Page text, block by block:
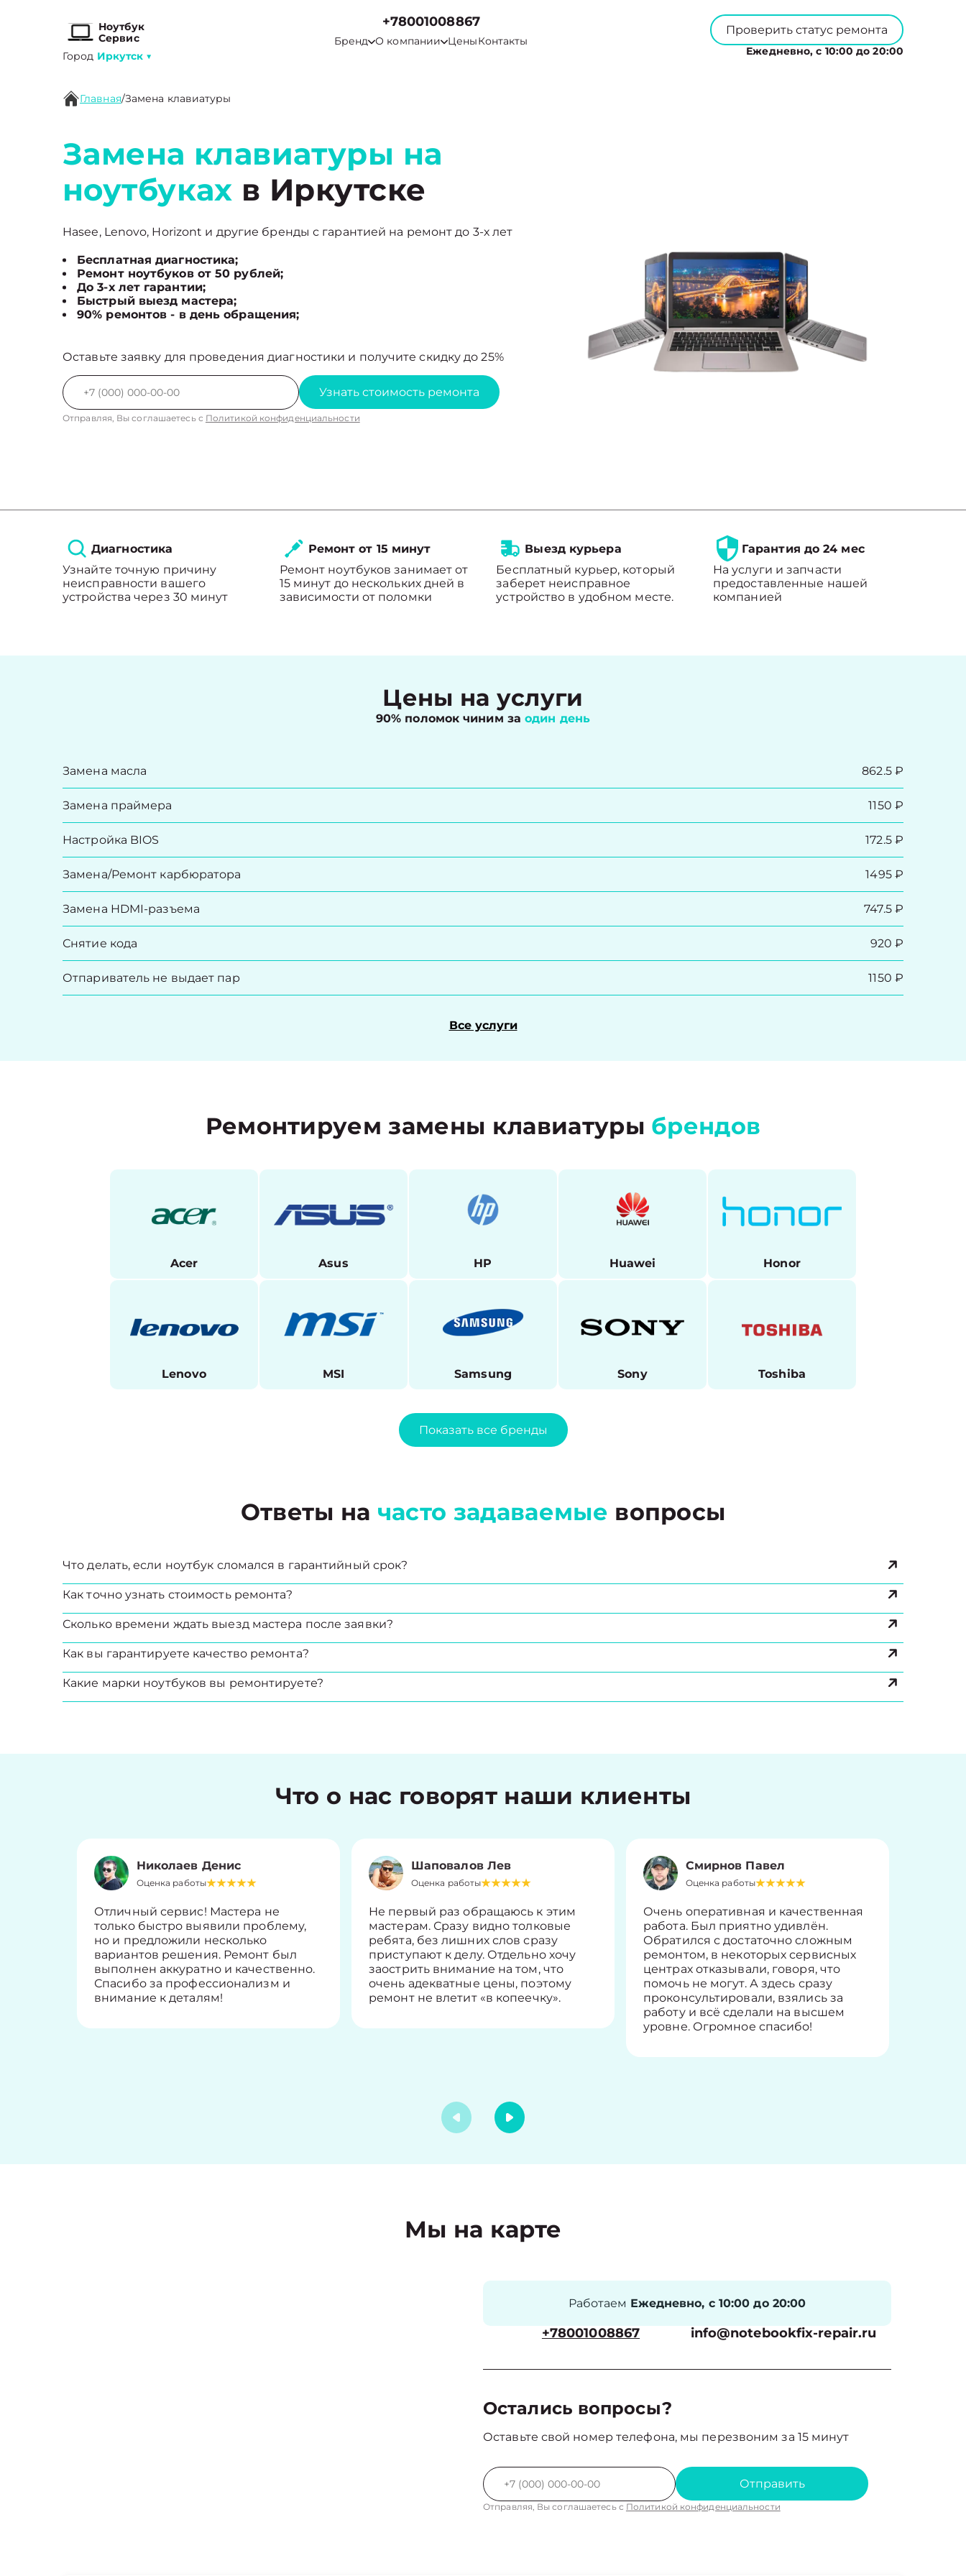
Ноутбук
Сервис
Город Иркутск ▼
+78001008867
Бренд О компании ЦеныКонтакты
Проверить статус ремонта
Ежедневно, с 10:00 до 20:00
Главная/Замена клавиатуры
Замена клавиатуры на
ноутбуках в Иркутске
Hasee, Lenovo, Horizont и другие бренды с гарантией на ремонт до 3-х лет
Бесплатная диагностика;
Ремонт ноутбуков от 50 рублей;
До 3-х лет гарантии;
Быстрый выезд мастера;
90% ремонтов - в день обращения;
Оставьте заявку для проведения диагностики и получите скидку до 25%
Узнать стоимость ремонта
Отправляя, Вы соглашаетесь с Политикой конфиденциальности
Диагностика
Узнайте точную причину
неисправности вашего
устройства через 30 минут
Ремонт от 15 минут
Ремонт ноутбуков занимает от
15 минут до нескольких дней в
зависимости от поломки
Выезд курьера
Бесплатный курьер, который
заберет неисправное
устройство в удобном месте.
Гарантия до 24 мес
На услуги и запчасти
предоставленные нашей
компанией
Цены на услуги
90% поломок чиним заодин день
Замена масла 862.5 ₽
Замена праймера 1150 ₽
Настройка BIOS 172.5 ₽
Замена/Pемонт карбюратора 1495 ₽
Замена HDMI-разъема 747.5 ₽
Снятие кода 920 ₽
Отпариватель не выдает пар 1150 ₽
Все услуги
Ремонтируем замены клавиатуры брендов
Acer Asus HP Huawei Honor
Lenovo MSI Samsung Sony Toshiba
Показать все бренды
Ответы на часто задаваемые вопросы
Что делать, если ноутбук сломался в гарантийный срок?
Как точно узнать стоимость ремонта?
Сколько времени ждать выезд мастера после заявки?
Как вы гарантируете качество ремонта?
Какие марки ноутбуков вы ремонтируете?
Что о нас говорят наши клиенты
Николаев Денис
Оценка работы
Отличный сервис! Мастера не
только быстро выявили проблему,
но и предложили несколько
вариантов решения. Ремонт был
выполнен аккуратно и качественно.
Спасибо за профессионализм и
внимание к деталям!
Шаповалов Лев
Оценка работы
Не первый раз обращаюсь к этим
мастерам. Сразу видно толковые
ребята, без лишних слов сразу
приступают к делу. Отдельно хочу
заострить внимание на том, что
очень адекватные цены, поэтому
ремонт не влетит «в копеечку».
Смирнов Павел
Оценка работы
Очень оперативная и качественная
работа. Был приятно удивлён.
Обратился с достаточно сложным
ремонтом, в некоторых сервисных
центрах отказывали, говоря, что
помочь не могут. А здесь сразу
проконсультировали, взялись за
работу и всё сделали на высшем
уровне. Огромное спасибо!
Мы на карте
Работаем Ежедневно, с 10:00 до 20:00
+78001008867 info@notebookfix-repair.ru
Остались вопросы?
Оставьте свой номер телефона, мы перезвоним за 15 минут
Отправить
Отправляя, Вы соглашаетесь с Политикой конфиденциальности